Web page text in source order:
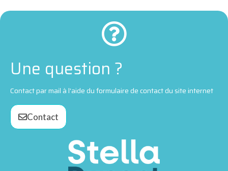
Une question ?
Contact par mail à l'aide du formulaire de contact du site internet
Contact